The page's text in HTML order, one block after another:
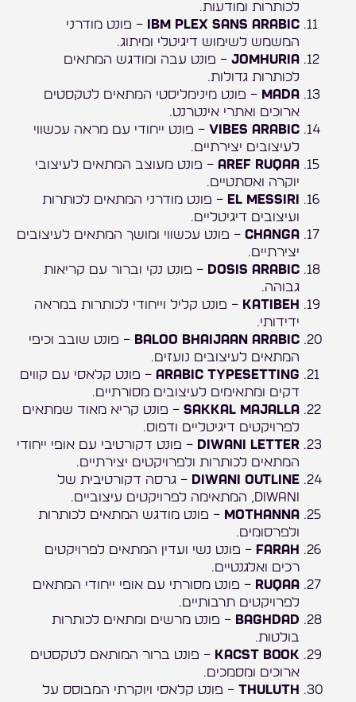
לכותרות ומודעות.
IBM Plex Sans Arabic – פונט מודרני
המשמש לשימוש דיגיטלי ומיתוג.
Jomhuria – פונט עבה ומודגש המתאים
לכותרות גדולות.
Mada – פונט מינימליסטי המתאים לטקסטים
ארוכים ואתרי אינטרנט.
Vibes Arabic – פונט ייחודי עם מראה עכשווי
לעיצובים יצירתיים.
Aref Ruqaa – פונט מעוצב המתאים לעיצובי
יוקרה ואסתטיים.
El Messiri – פונט מודרני המתאים לכותרות
ועיצובים דיגיטליים.
Changa – פונט עכשווי ומושך המתאים לעיצובים
יצירתיים.
Dosis Arabic – פונט נקי וברור עם קריאות
גבוהה.
Katibeh – פונט קליל וייחודי לכותרות במראה
ידידותי.
Baloo Bhaijaan Arabic – פונט שובב וכיפי
המתאים לעיצובים נועזים.
Arabic Typesetting – פונט קלאסי עם קווים
דקים ומתאימים לעיצובים מסורתיים.
Sakkal Majalla – פונט קריא מאוד שמתאים
לפרויקטים דיגיטליים ודפוס.
Diwani Letter – פונט דקורטיבי עם אופי ייחודי
המתאים לכותרות ולפרויקטים יצירתיים.
Diwani Outline – גרסה דקורטיבית של
Diwani, המתאימה לפרויקטים עיצוביים.
Mothanna – פונט מודגש המתאים לכותרות
ולפרסומים.
Farah – פונט נשי ועדין המתאים לפרויקטים
רכים ואלגנטיים.
Ruqaa – פונט מסורתי עם אופי ייחודי המתאים
לפרויקטים תרבותיים.
Baghdad – פונט מרשים ומתאים לכותרות
בולטות.
Kacst Book – פונט ברור המותאם לטקסטים
ארוכים ומסמכים.
Thuluth – פונט קלאסי ויוקרתי המבוסס על